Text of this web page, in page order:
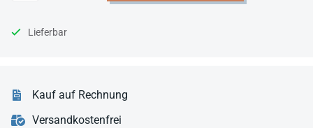
Lieferbar
Kauf auf Rechnung
Versandkostenfrei